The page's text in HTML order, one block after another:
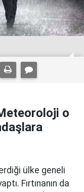
o
ülke geneli
Fırtınanın da